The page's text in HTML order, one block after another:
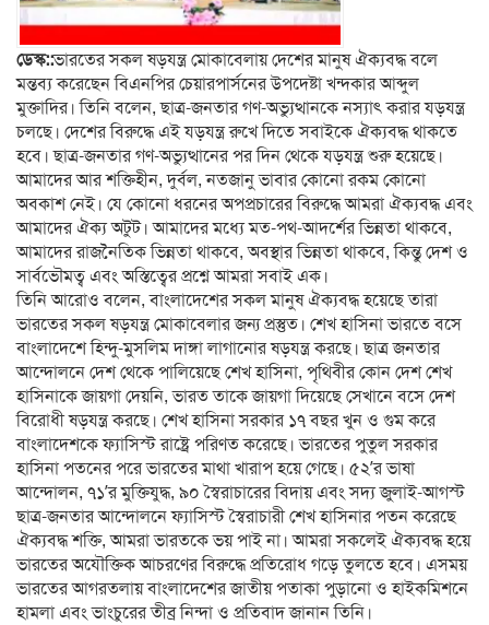
ডেস্ক::ভারতের সকল ষড়যন্ত্র মোকাবেলায় দেশের মানুষ ঐক্যবদ্ধ বলে
মন্তব্য করেছেন বিএনপির চেয়ারপার্সনের উপদেষ্টা খন্দকার আব্দুল
মুক্তাদির। তিনি বলেন, ছাত্র-জনতার গণ-অভ্যুত্থানকে নস্যাৎ করার যড়যন্ত্র
চলছে। দেশের বিরুদ্ধে এই যড়যন্ত্র রুখে দিতে সবাইকে ঐক্যবদ্ধ থাকতে
হবে। ছাত্র-জনতার গণ-অভ্যুত্থানের পর দিন থেকে যড়যন্ত্র শুরু হয়েছে।
আমাদের আর শক্তিহীন, দুর্বল, নতজানু ভাবার কোনো রকম কোনো
অবকাশ নেই। যে কোনো ধরনের অপপ্রচারের বিরুদ্ধে আমরা ঐক্যবদ্ধ এবং
আমাদের ঐক্য অটুট। আমাদের মধ্যে মত-পথ-আদর্শের ভিন্নতা থাকবে,
আমাদের রাজনৈতিক ভিন্নতা থাকবে, অবস্থার ভিন্নতা থাকবে, কিন্তু দেশ ও
সার্বভৌমত্ব এবং অস্তিত্বের প্রশ্নে আমরা সবাই এক।
তিনি আরোও বলেন, বাংলাদেশের সকল মানুষ ঐক্যবদ্ধ হয়েছে তারা
ভারতের সকল ষড়যন্ত্র মোকাবেলার জন্য প্রস্তুত। শেখ হাসিনা ভারতে বসে
বাংলাদেশে হিন্দু-মুসলিম দাঙ্গা লাগানোর ষড়যন্ত্র করছে। ছাত্র জনতার
আন্দোলনে দেশ থেকে পালিয়েছে শেখ হাসিনা, পৃথিবীর কোন দেশ শেখ
হাসিনাকে জায়গা দেয়নি, ভারত তাকে জায়গা দিয়েছে সেখানে বসে দেশ
বিরোধী ষড়যন্ত্র করছে। শেখ হাসিনা সরকার ১৭ বছর খুন ও গুম করে
বাংলাদেশকে ফ্যাসিস্ট রাষ্ট্রে পরিণত করেছে। ভারতের পুতুল সরকার
হাসিনা পতনের পরে ভারতের মাথা খারাপ হয়ে গেছে। ৫২’র ভাষা
আন্দোলন, ৭১’র মুক্তিযুদ্ধ, ৯০ স্বৈরাচারের বিদায় এবং সদ্য জুলাই-আগস্ট
ছাত্র-জনতার আন্দোলনে ফ্যাসিস্ট স্বৈরাচারী শেখ হাসিনার পতন করেছে
ঐক্যবদ্ধ শক্তি, আমরা ভারতকে ভয় পাই না। আমরা সকলেই ঐক্যবদ্ধ হয়ে
ভারতের অযৌক্তিক আচরণের বিরুদ্ধে প্রতিরোধ গড়ে তুলতে হবে। এসময়
ভারতের আগরতলায় বাংলাদেশের জাতীয় পতাকা পুড়ানো ও হাইকমিশনে
হামলা এবং ভাংচুরের তীব্র নিন্দা ও প্রতিবাদ জানান তিনি।